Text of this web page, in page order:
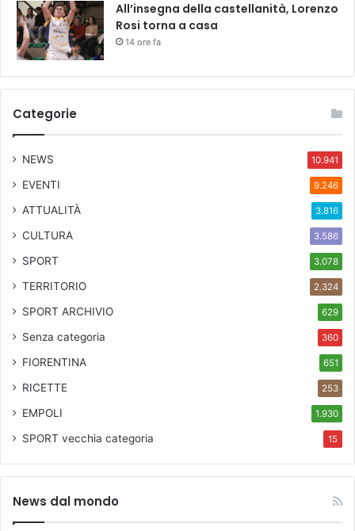
o
b
e
.
All’insegna della castellanità, Lorenzo
Rosi torna a casa
14 ore fa
Categorie
NEWS 10.941
EVENTI 9.246
ATTUALITÀ 3.816
CULTURA 3.586
SPORT 3.078
TERRITORIO 2.324
SPORT ARCHIVIO 629
Senza categoria 360
FIORENTINA 651
RICETTE 253
EMPOLI 1.930
SPORT vecchia categoria 15
News dal mondo